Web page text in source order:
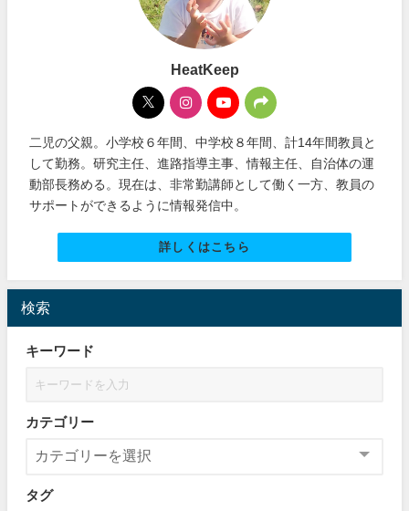
HeatKeep
二児の父親。小学校６年間、中学校８年間、計14年間教員と
して勤務。研究主任、進路指導主事、情報主任、自治体の運
動部長務める。現在は、非常勤講師として働く一方、教員の
サポートができるように情報発信中。
詳しくはこちら
検索
キーワード
カテゴリー
タグ